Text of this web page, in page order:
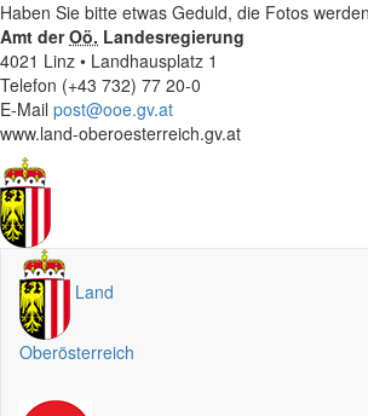
Haben Sie bitte etwas Geduld, die Fotos
Amt derOö. Landesregierung
4021 Linz • Landhausplatz 1
Telefon (+43 732) 77 20-0
E-Mail post@ooe.gv.at
www.land-oberoesterreich.gv.at
Land
Oberösterreich